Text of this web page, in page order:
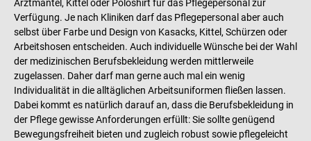
Arztmantel, Kittel oder Poloshirt für das Pflegepersonal zur
Verfügung. Je nach Kliniken darf das Pflegepersonal aber auch
selbst über Farbe und Design von Kasacks, Kittel, Schürzen oder
Arbeitshosen entscheiden. Auch individuelle Wünsche bei der Wahl
der medizinischen Berufsbekleidung werden mittlerweile
zugelassen. Daher darf man gerne auch mal ein wenig
Individualität in die alltäglichen Arbeitsuniformen fließen lassen.
Dabei kommt es natürlich darauf an, dass die Berufsbekleidung in
der Pflege gewisse Anforderungen erfüllt: Sie sollte genügend
Bewegungsfreiheit bieten und zugleich robust sowie pflegeleicht